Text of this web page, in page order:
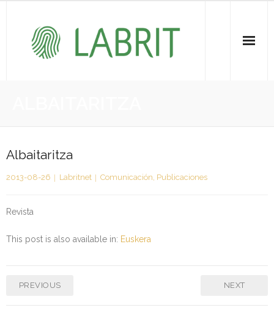
- KOI-aren bilketa | Recopilación del PCI
- KOI-aren kudeaketa | Gestión del PCI
- LABRIT
- Jabetza intelektuala | Propiedad intelectual
Kontaktua | Contacto
Albaitaritza
2013-08-26 Labritnet Comunicación, Publicaciones
Revista
This post is also available in: Euskera
PREVIOUS NEXT